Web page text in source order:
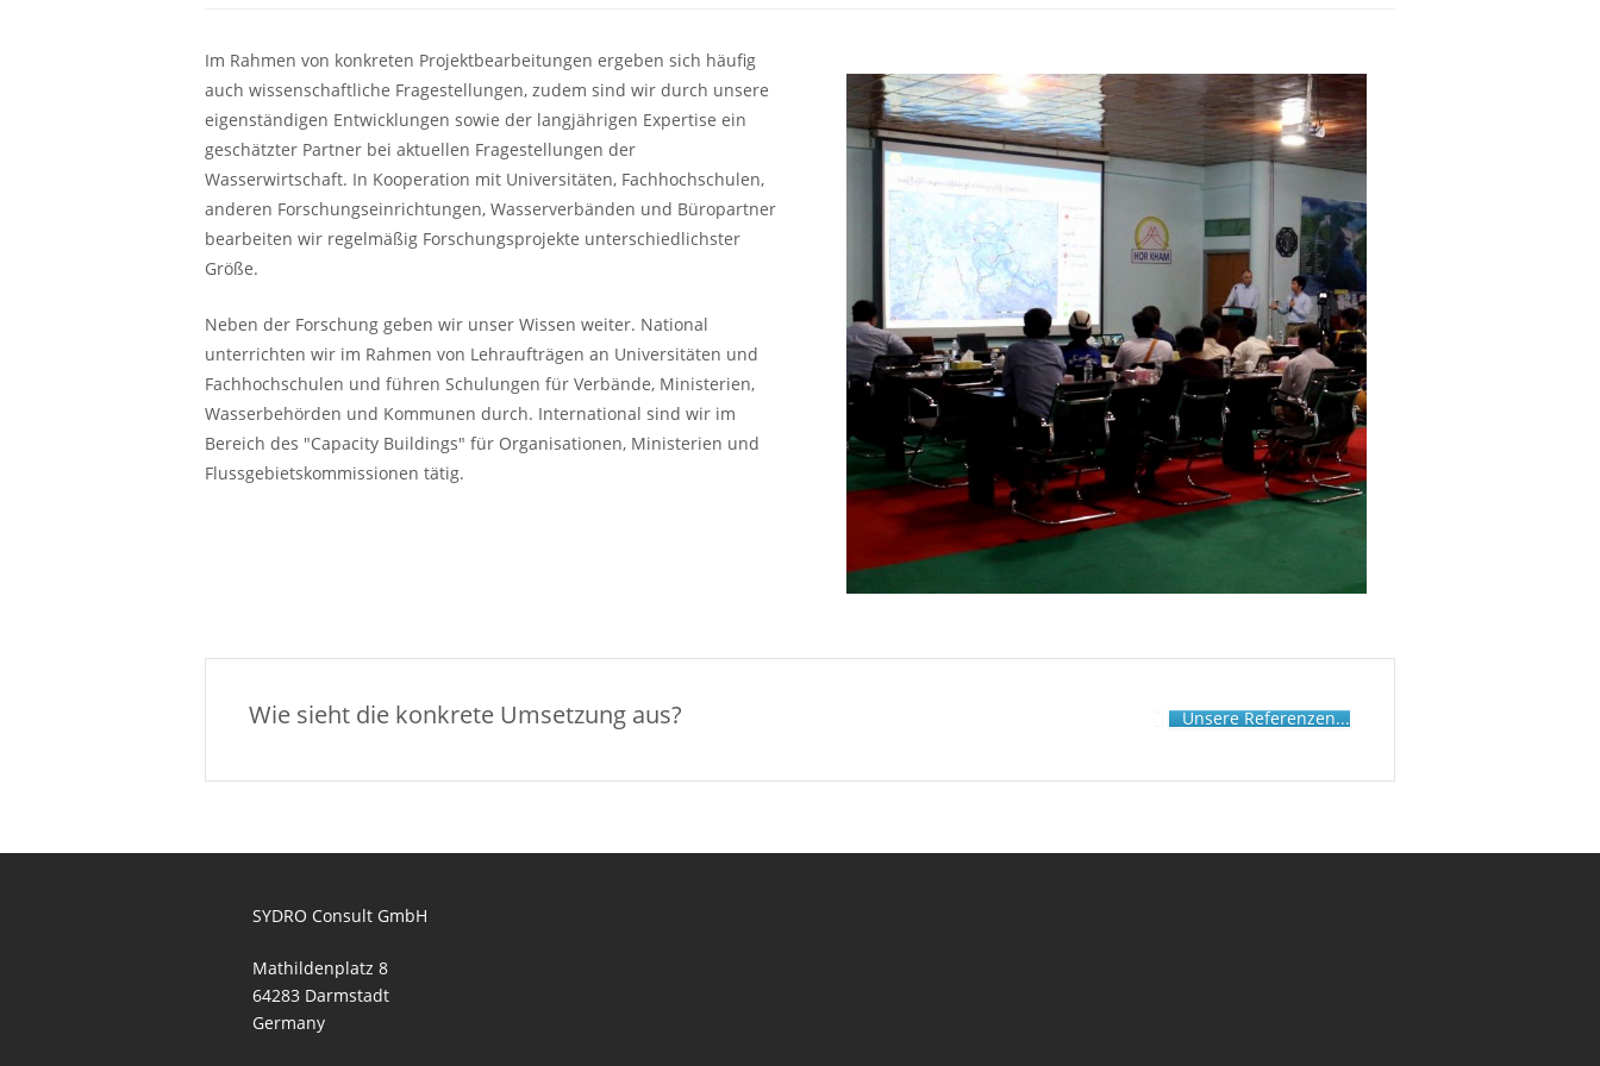
Im Rahmen von konkreten Projektbearbeitungen ergeben sich häufig
auch wissenschaftliche Fragestellungen, zudem sind wir durch unsere
eigenständigen Entwicklungen sowie der langjährigen Expertise ein
geschätzter Partner bei aktuellen Fragestellungen der
Wasserwirtschaft. In Kooperation mit Universitäten, Fachhochschulen,
anderen Forschungseinrichtungen, Wasserverbänden und Büropartner
bearbeiten wir regelmäßig Forschungsprojekte unterschiedlichster
Größe.
Neben der Forschung geben wir unser Wissen weiter. National
unterrichten wir im Rahmen von Lehraufträgen an Universitäten und
Fachhochschulen und führen Schulungen für Verbände, Ministerien,
Wasserbehörden und Kommunen durch. International sind wir im
Bereich des "Capacity Buildings" für Organisationen, Ministerien und
Flussgebietskommissionen tätig.
Wie sieht die konkrete Umsetzung aus? Unsere Referenzen...
SYDRO Consult GmbH
Mathildenplatz 8
64283 Darmstadt
Germany